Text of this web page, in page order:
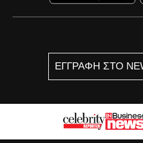
ΕΓΓΡΑΦΗ ΣΤΟ